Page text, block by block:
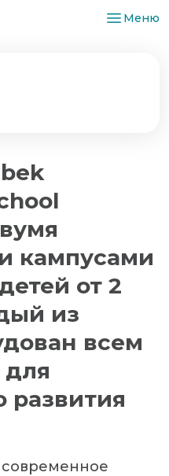
Меню
кампусами
от 2
из
всем
развития